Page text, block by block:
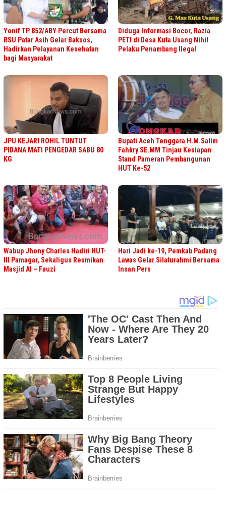
Yonif TP 852/ABY Percut Bersama
RSU Patar Asih Gelar Baksos,
Hadirkan Pelayanan Kesehatan
bagi Masyarakat
Diduga Informasi Bocor, Razia
PETI di Desa Kuta Usang Nihil
Pelaku Penambang Ilegal
JPU KEJARI ROHIL TUNTUT
PIDANA MATI PENGEDAR SABU 80
KG
Bupati Aceh Tenggara H.M.Salim
Fahkry SE.MM Tinjau Kesiapan
Stand Pameran Pembangunan
HUT Ke-52
Wabup Jhony Charles Hadiri HUT-
III Pamagar, Sekaligus Resmikan
Masjid Al – Fauzi
Hari Jadi ke-19, Pemkab Padang
Lawas Gelar Silaturahmi Bersama
Insan Pers